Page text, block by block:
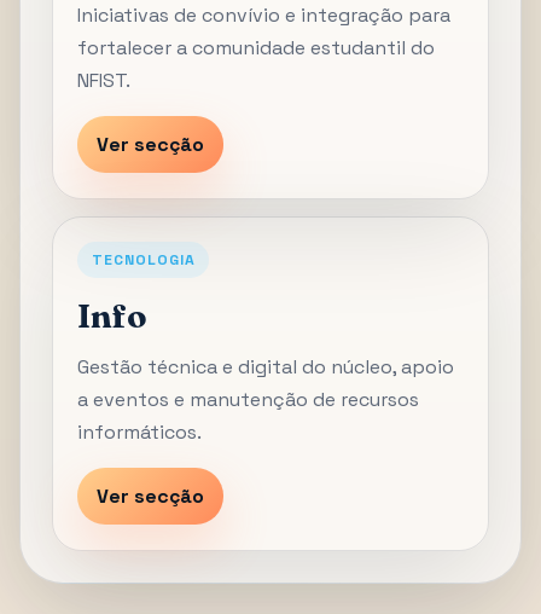
Iniciativas de convívio e integração para
fortalecer a comunidade estudantil do
NFIST.
Ver secção
TECNOLOGIA
Info
Gestão técnica e digital do núcleo, apoio
a eventos e manutenção de recursos
informáticos.
Ver secção